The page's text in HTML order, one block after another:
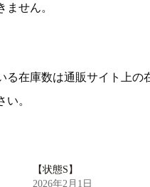
せん。
る在庫数は通販サイト上
。
【状態S】
2026年2月1日